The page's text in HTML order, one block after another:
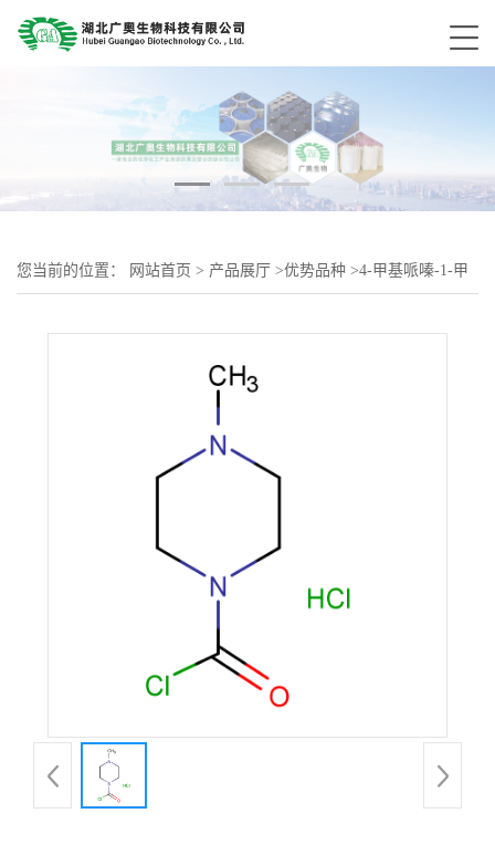
您当前的位置： 网站首页 > 产品展厅 >优势品种 >4-甲基哌嗪-1-甲